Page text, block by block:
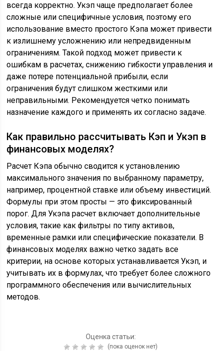
всегда корректно. Укэп чаще предполагает более
сложные или специфичные условия, поэтому его
использование вместо простого Кэпа может привести
к излишнему усложнению или непредвиденным
ограничениям. Такой подход может привести к
ошибкам в расчетах, снижению гибкости управления и
даже потере потенциальной прибыли, если
ограничения будут слишком жесткими или
неправильными. Рекомендуется четко понимать
назначение каждого и применять их согласно задаче.
Как правильно рассчитывать Кэп и Укэп в
финансовых моделях?
Расчет Кэпа обычно сводится к установлению
максимального значения по выбранному параметру,
например, процентной ставке или объему инвестиций.
Формулы при этом просты — это фиксированный
порог. Для Укэпа расчет включает дополнительные
условия, такие как фильтры по типу активов,
временные рамки или специфические показатели. В
финансовых моделях важно четко задать все
критерии, на основе которых устанавливается Укэп, и
учитывать их в формулах, что требует более сложного
программного обеспечения или вычислительных
методов.
Оценка статьи:
(пока оценок нет)